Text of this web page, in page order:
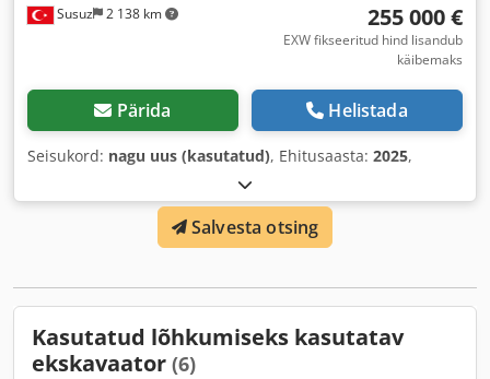
Susuz 2 138 km 255 000 €
EXW fikseeritud hind lisandub
käibemaks
Pärida Helistada
Seisukord: nagu uus (kasutatud), Ehitusaasta: 2025,
Salvesta otsing
Kasutatud lõhkumiseks kasutatav
ekskavaator (6)